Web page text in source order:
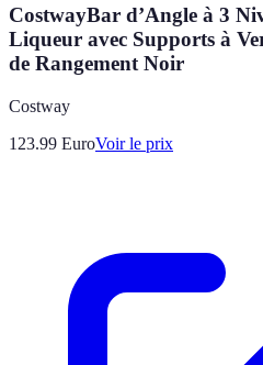
CostwayBar d’Angle à 3
Liqueur avec Supports à
de Rangement Noir
Costway
123.99 EuroVoir le prix